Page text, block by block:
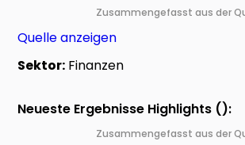
Zusammengefasst aus der
Quelle anzeigen
Sektor: Finanzen
Neueste Ergebnisse Highlights ():
Zusammengefasst aus der